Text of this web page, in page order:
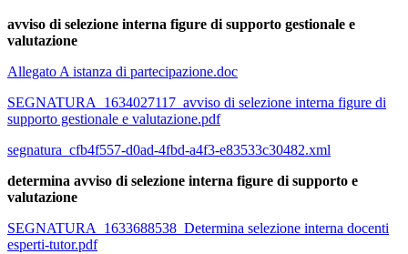
avviso di selezione interna figure di supporto gestionale e
valutazione
Allegato A istanza di partecipazione.doc
SEGNATURA_1634027117_avviso di selezione interna figure di
supporto gestionale e valutazione.pdf
segnatura_cfb4f557-d0ad-4fbd-a4f3-e83533c30482.xml
determina avviso di selezione interna figure di supporto e
valutazione
SEGNATURA_1633688538_Determina selezione interna docenti
esperti-tutor.pdf